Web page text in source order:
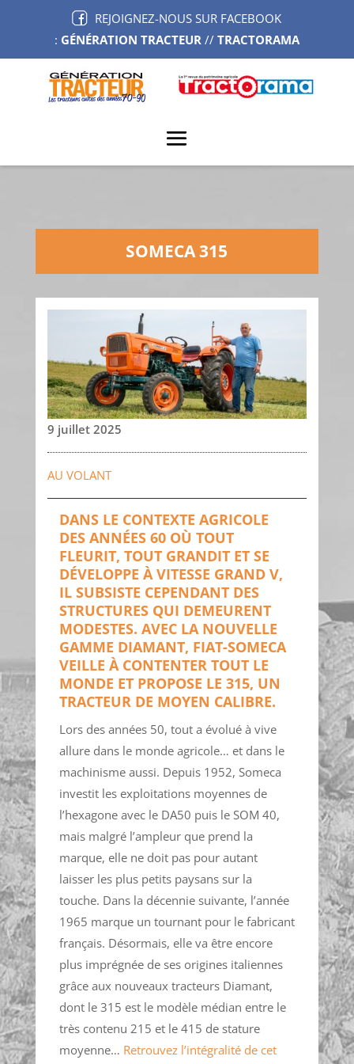
REJOIGNEZ-NOUS SUR FACEBOOK
: GÉNÉRATION TRACTEUR// TRACTORAMA
SOMECA 315
9 juillet 2025
AU VOLANT
DANS LE CONTEXTE AGRICOLE
DES ANNÉES 60 OÙ TOUT
FLEURIT, TOUT GRANDIT ET SE
DÉVELOPPE À VITESSE GRAND V,
IL SUBSISTE CEPENDANT DES
STRUCTURES QUI DEMEURENT
MODESTES. AVEC LA NOUVELLE
GAMME DIAMANT, FIAT-SOMECA
VEILLE À CONTENTER TOUT LE
MONDE ET PROPOSE LE 315, UN
TRACTEUR DE MOYEN CALIBRE.
Lors des années 50, tout a évolué à vive
allure dans le monde agricole… et dans le
machinisme aussi. Depuis 1952, Someca
investit les exploitations moyennes de
l’hexagone avec le DA50 puis le SOM 40,
mais malgré l’ampleur que prend la
marque, elle ne doit pas pour autant
laisser les plus petits paysans sur la
touche. Dans la décennie suivante, l’année
1965 marque un tournant pour le fabricant
français. Désormais, elle va être encore
plus imprégnée de ses origines italiennes
grâce aux nouveaux tracteurs Diamant,
dont le 315 est le modèle médian entre le
très contenu 215 et le 415 de stature
moyenne… Retrouvez l’intégralité de cet